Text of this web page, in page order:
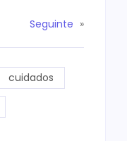
Seguinte »
cuidados